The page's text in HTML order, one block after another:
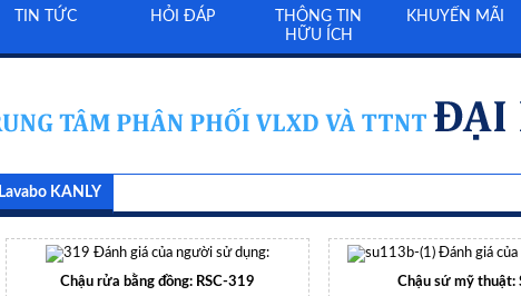
TIN TỨC HỎI ĐÁP
THÔNG TIN
HỮU ÍCH
KHUYẾN MÃI
Lavabo KANLY
Đánh giá của người sử dụng:
Chậu rửa bằng đồng: RSC-319
Đánh giá
Chậu sứ mỹ thuật: